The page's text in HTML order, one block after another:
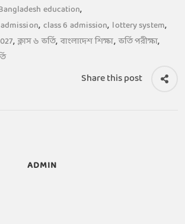
education,
, class 6 admission, lottery system,
, ক্লাস ৬ ভর্তি, বাংলাদেশ শিক্ষা, ভর্তি পরীক্ষা,
Share this post
ADMIN